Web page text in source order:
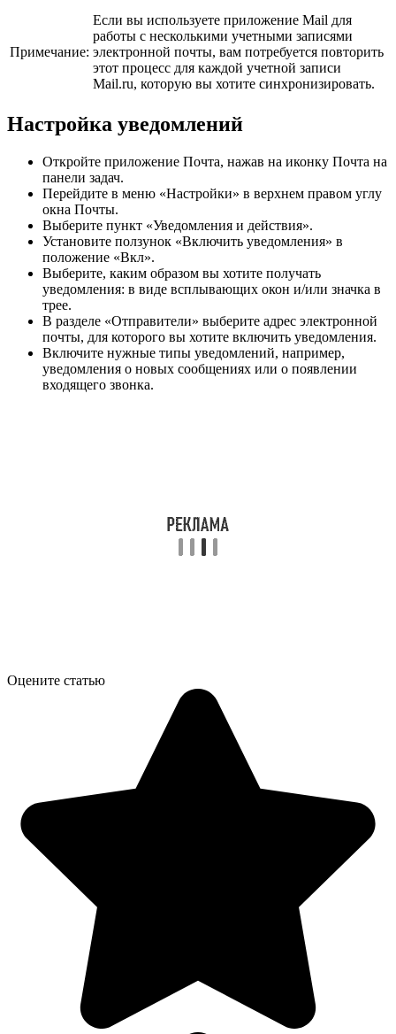
Примечание:
Если вы используете приложение Mail для
работы с несколькими учетными записями
электронной почты, вам потребуется повторить
этот процесс для каждой учетной записи
Mail.ru, которую вы хотите синхронизировать.
Настройка уведомлений
Откройте приложение Почта, нажав на иконку Почта на
панели задач.
Перейдите в меню «Настройки» в верхнем правом углу
окна Почты.
Выберите пункт «Уведомления и действия».
Установите ползунок «Включить уведомления» в
положение «Вкл».
Выберите, каким образом вы хотите получать
уведомления: в виде всплывающих окон и/или значка в
трее.
В разделе «Отправители» выберите адрес электронной
почты, для которого вы хотите включить уведомления.
Включите нужные типы уведомлений, например,
уведомления о новых сообщениях или о появлении
входящего звонка.
Оцените статью